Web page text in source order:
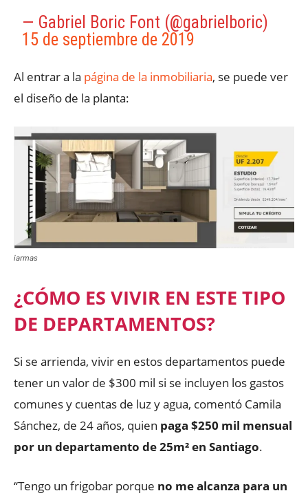
— Gabriel Boric Font (@gabrielboric)
15 de septiembre de 2019
Al entrar a la página de la inmobiliaria, se puede ver
el diseño de la planta:
iarmas
¿CÓMO ES VIVIR EN ESTE TIPO
DE DEPARTAMENTOS?
Si se arrienda, vivir en estos departamentos puede
tener un valor de $300 mil si se incluyen los gastos
comunes y cuentas de luz y agua, comentó Camila
Sánchez, de 24 años, quien paga $250 mil mensual
por un departamento de 25m² en Santiago.
“Tengo un frigobar porque no me alcanza para un